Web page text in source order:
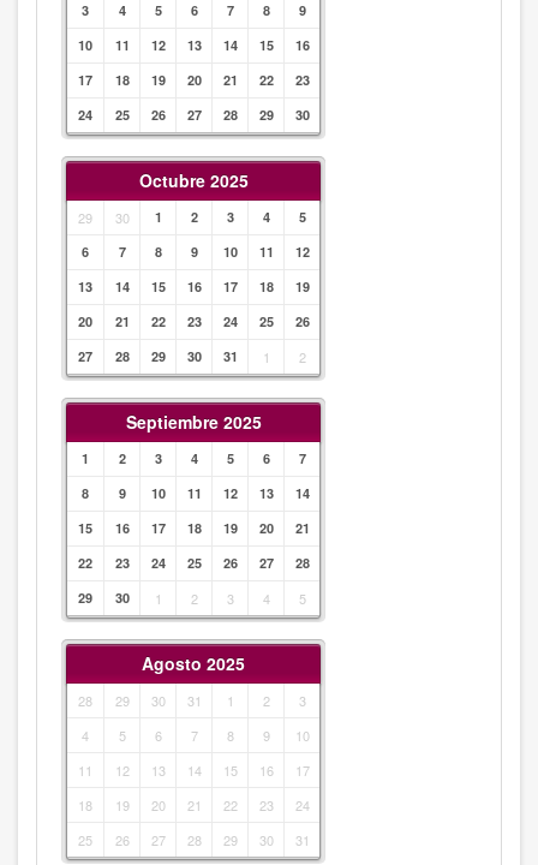
3
4 5 6 7 8
9
10
11 12 13 14 15
16
17
18 19 20 21 22
23
24
25 26 27 28 29 30
Octubre 2025
29 30 1 2 3 4
5
6
7 8 9 10 11
12
13
14 15 16 17 18
19
20
21 22 23 24 25
26
27
28 29 30 31 1 2
Septiembre 2025
1 2 3 4 5 6
7
8
9 10 11 12 13
14
15
16 17 18 19 20
21
22
23 24 25 26 27
28
29
30 1 2 3 4 5
Agosto 2025
28 29 30 31 1 2
3
4
5 6 7 8 9
10
11
12 13 14 15 16
17
18
19 20 21 22 23
24
25
26 27 28 29 30 31